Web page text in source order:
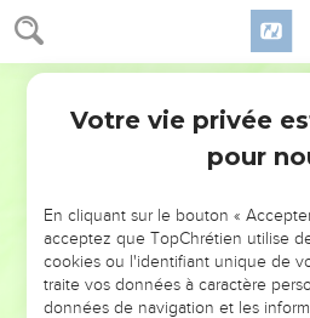
NE MANQUEZ PAS
DE
ET SI LEURS ERREURS
VOTRES ?
Votre vie privée
pour
En cliquant sur le bouton «
acceptez que TopChrétien utilise
cookies ou l'identifiant unique de
traite vos données à caractère
données de navigation et les